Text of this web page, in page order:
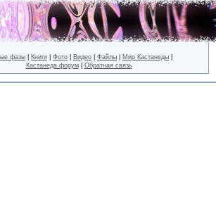
фазы Книги Фото Видео Файлы Мир Кастанеды
Кастанеда форум| Обратная связь